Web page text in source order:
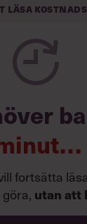
båda
är hur jag
för fram i
Wikander:
början av
läsa
fortsätta
utan att